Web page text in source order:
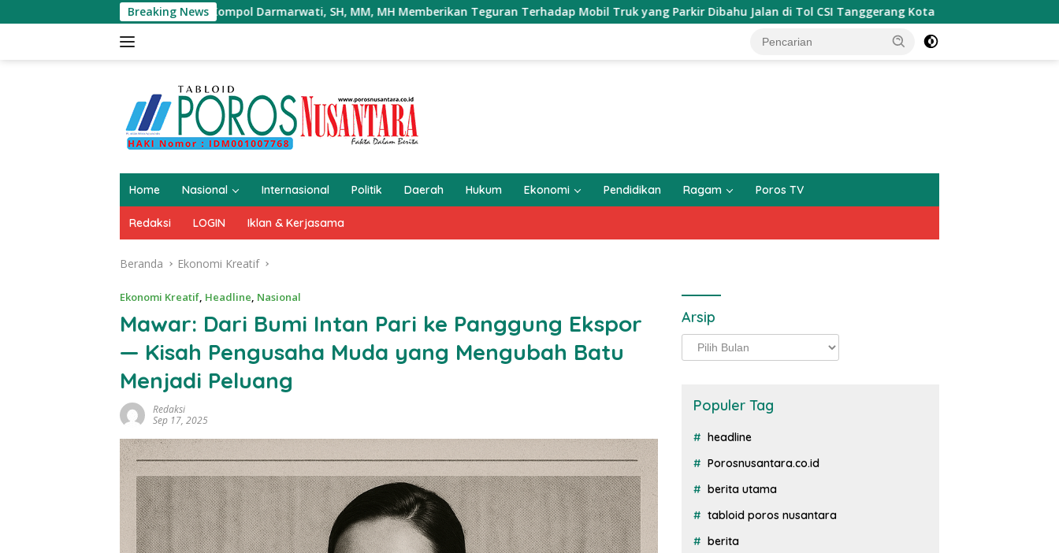
ke
Breaking News
Kompol Darmarwati, SH, MM, MH Memberikan Teguran Terhadap Mobil Truk yang Parkir Dibahu Jalan di Tol CSI Tanggerang Kota Tarmizi Dan Heru Fadli Jadi
Home Nasional Internasional Politik Daerah Hukum Ekonomi Pendidikan Ragam Poros TV
Redaksi LOGIN Iklan & Kerjasama
Beranda Ekonomi Kreatif
Ekonomi Kreatif, Headline, Nasional
Mawar: Dari Bumi Intan Pari ke Panggung Ekspor
— Kisah Pengusaha Muda yang Mengubah Batu
Menjadi Peluang
Redaksi
Sep 17, 2025
Arsip
Arsip
Populer Tag
headline
Porosnusantara.co.id
berita utama
tabloid poros nusantara
berita